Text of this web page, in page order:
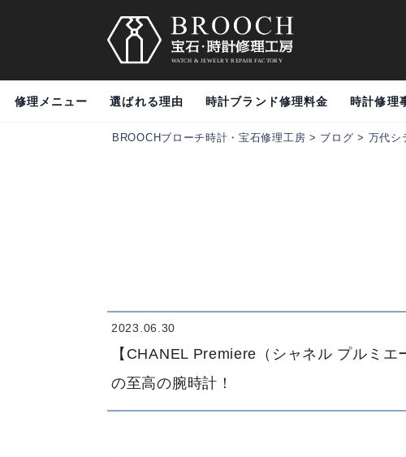
修理メニュー 選ばれる理由 時計ブランド修理料金 時計修理
BROOCHブローチ時計・宝石修理工房 > ブログ > 万代シ
2023.06.30
【CHANEL Premiere（シャネル プルミ
の至高の腕時計！